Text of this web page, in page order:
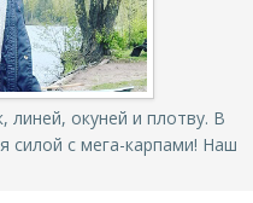
линей, окуней и плотву. В
силой с мега-карпами! Наш